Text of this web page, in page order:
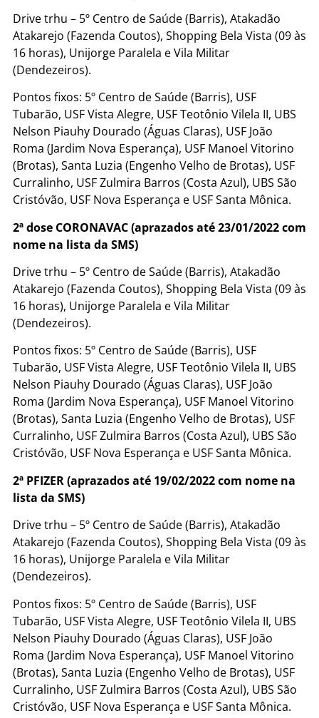
Drive trhu – 5º Centro de Saúde (Barris), Atakadão
Atakarejo (Fazenda Coutos), Shopping Bela Vista (09 às
16 horas), Unijorge Paralela e Vila Militar
(Dendezeiros).
Pontos fixos: 5º Centro de Saúde (Barris), USF
Tubarão, USF Vista Alegre, USF Teotônio Vilela II, UBS
Nelson Piauhy Dourado (Águas Claras), USF João
Roma (Jardim Nova Esperança), USF Manoel Vitorino
(Brotas), Santa Luzia (Engenho Velho de Brotas), USF
Curralinho, USF Zulmira Barros (Costa Azul), UBS São
Cristóvão, USF Nova Esperança e USF Santa Mônica.
2ª dose CORONAVAC (aprazados até 23/01/2022 com
nome na lista da SMS)
Drive trhu – 5º Centro de Saúde (Barris), Atakadão
Atakarejo (Fazenda Coutos), Shopping Bela Vista (09 às
16 horas), Unijorge Paralela e Vila Militar
(Dendezeiros).
Pontos fixos: 5º Centro de Saúde (Barris), USF
Tubarão, USF Vista Alegre, USF Teotônio Vilela II, UBS
Nelson Piauhy Dourado (Águas Claras), USF João
Roma (Jardim Nova Esperança), USF Manoel Vitorino
(Brotas), Santa Luzia (Engenho Velho de Brotas), USF
Curralinho, USF Zulmira Barros (Costa Azul), UBS São
Cristóvão, USF Nova Esperança e USF Santa Mônica.
2ª PFIZER (aprazados até 19/02/2022 com nome na
lista da SMS)
Drive trhu – 5º Centro de Saúde (Barris), Atakadão
Atakarejo (Fazenda Coutos), Shopping Bela Vista (09 às
16 horas), Unijorge Paralela e Vila Militar
(Dendezeiros).
Pontos fixos: 5º Centro de Saúde (Barris), USF
Tubarão, USF Vista Alegre, USF Teotônio Vilela II, UBS
Nelson Piauhy Dourado (Águas Claras), USF João
Roma (Jardim Nova Esperança), USF Manoel Vitorino
(Brotas), Santa Luzia (Engenho Velho de Brotas), USF
Curralinho, USF Zulmira Barros (Costa Azul), UBS São
Cristóvão, USF Nova Esperança e USF Santa Mônica.